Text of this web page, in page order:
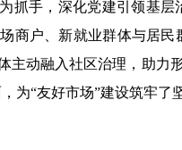
抓手，深化党建引领基层
商户、新就业群体与居民
主动融入社区治理，助力
为“友好市场”建设筑牢了